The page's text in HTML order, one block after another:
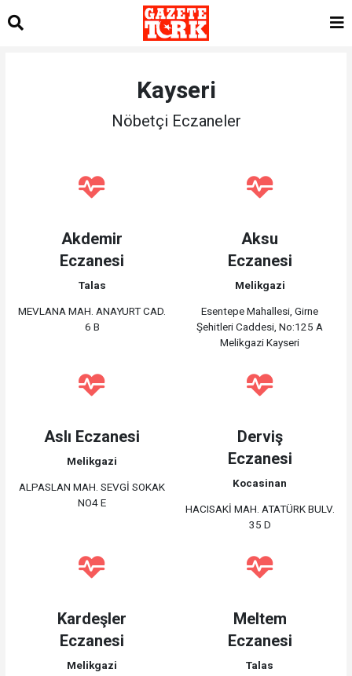
Kayseri
Nöbetçi Eczaneler
Akdemir
Eczanesi
Talas
MEVLANA MAH. ANAYURT CAD.
6 B
Aksu
Eczanesi
Melikgazi
Esentepe Mahallesi, Girne
Şehitleri Caddesi, No:125 A
Melikgazi Kayseri
Aslı Eczanesi
Melikgazi
ALPASLAN MAH. SEVGİ SOKAK
NO4 E
Derviş
Eczanesi
Kocasinan
HACISAKİ MAH. ATATÜRK BULV.
35 D
Kardeşler
Eczanesi
Melikgazi
Meltem
Eczanesi
Talas